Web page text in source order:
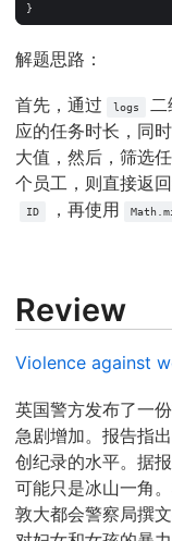
}
解题思路：
首先，通过 logs 二
应的任务时长，同
大值，然后，筛选
个员工，则直接返
ID ，再使用
Review
Violence against
英国警方发布了一
急剧增加。报告指
创纪录的水平。据
可能只是冰山一角
敦大都会警察局撰